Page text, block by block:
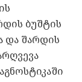
ბუშტის
და შარდის